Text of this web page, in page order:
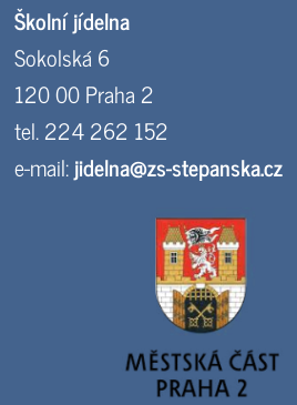
Školní jídelna
Sokolská 6
120 00 Praha 2
tel. 224 262 152
e-mail:jidelna@zs-stepanska.cz